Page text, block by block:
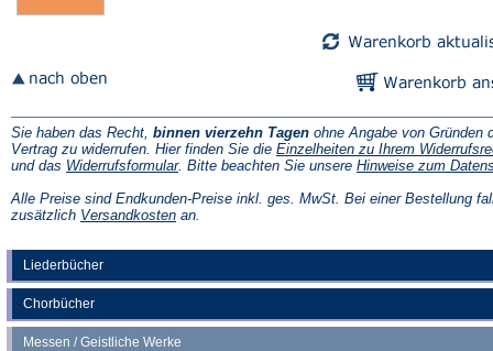
Liederbücher
Chorbücher
Messen / Geistliche Werke
Sie haben das Recht, binnen vierzehn Tagen ohne Angabe von Gründen
Vertrag zu widerrufen. Hier finden Sie die Einzelheiten zu Ihrem
und das Widerrufsformular(Öffnet
einem
neuen
. Bitte beachten Sie unsere Hinweise zum
Alle Preise sind Endkunden-Preise inkl. ges. MwSt. Bei einer Bestellung
zusätzlich Versandkosten(Öffnet
an.